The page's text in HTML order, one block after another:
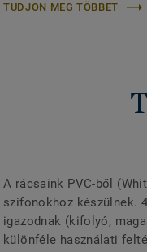
TUDJON MEG TÖBBET
A rácsaink PVC-ből
szifonokhoz készülnek.
igazodnak (kifolyó,
különféle használati